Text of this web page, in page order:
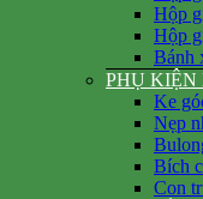
Hộp
Hộp
Bánh
PHỤ KIỆN
Ke
Nẹp
Bích
Con